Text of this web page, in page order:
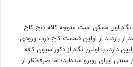
اول ممکن است متوجه کافه دنج کاخ
از بازدید از اولین قسمت کاخ درب ورودى
دارد، با اولین نگاه از دکوراسیون کافه
ایران روبرو شده‌اید؛ اما صرف‌نظر از